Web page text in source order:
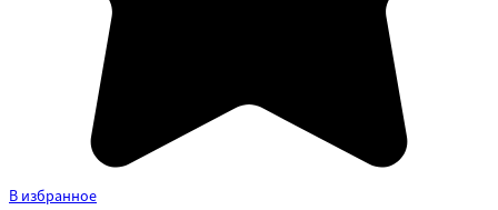
В избранное